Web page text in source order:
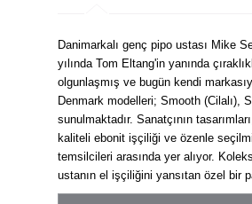
Danimarkalı genç pipo ustası Mike
yılında Tom Eltang'in yanında
olgunlaşmış ve bugün kendi
Denmark modelleri; Smooth (Cilalı),
sunulmaktadır. Sanatçının
kaliteli ebonit işçiliği ve özenle
temsilcileri arasında yer alıyor.
ustanın el işçiliğini yansıtan özel bir